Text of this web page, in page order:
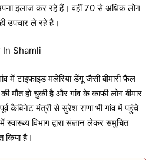
इलाज कर रहे हैं। वहीं 70 से अधिक लोग
उपचार ले रहे है।
में टाइफाइड मलेरिया डेंगू जैसी बीमारी फैल
मौत हो चुकी है और गांव के काफी लोग बीमार
कैबिनेट मंत्री से सुरेश राणा भी गांव में पहुंचे
विभाग द्वारा संज्ञान लेकर समुचित
किया है।